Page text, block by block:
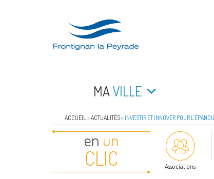
FRONTIGNAN
MAVILLE
ACCUEIL »ACTUALITÉS» INVESTIR ET INNOVER POUR
en un
CLIC Associations